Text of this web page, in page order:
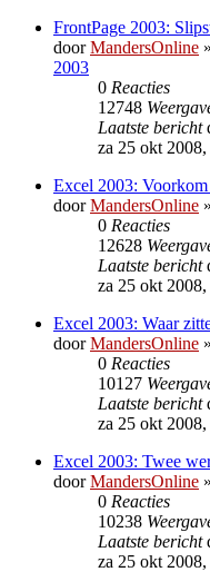
FrontPage 2003:
doorMandersOnline »
2003
0 Reacties
12748
Laatste bericht
za 25 okt 2008,
Excel 2003:
doorMandersOnline »
0 Reacties
12628
Laatste bericht
za 25 okt 2008,
Excel 2003: Waar
doorMandersOnline »
0 Reacties
10127
Laatste bericht
za 25 okt 2008,
Excel 2003: Twee
doorMandersOnline »
0 Reacties
10238
Laatste bericht
za 25 okt 2008,